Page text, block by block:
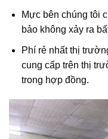
Mực bên chúng tôi
bảo không xảy ra
Phí rẻ nhất thị
cung cấp trên thị
trong hợp đồng.